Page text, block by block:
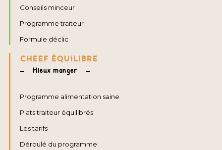
Conseils minceur
Programme traiteur
Formule déclic
CHEEF ÉQUILIBRE
Mieux manger
Programme alimentation saine
Plats traiteur équilibrés
Les tarifs
Déroulé du programme